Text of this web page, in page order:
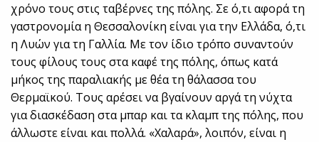
χρόνο τους στις ταβέρνες της πόλης. Σε ό,τι αφορά τη
γαστρονομία η Θεσσαλονίκη είναι για την Ελλάδα, ό,τι
η Λυών για τη Γαλλία. Με τον ίδιο τρόπο συναντούν
τους φίλους τους στα καφέ της πόλης, όπως κατά
μήκος της παραλιακής με θέα τη θάλασσα του
Θερμαϊκού. Τους αρέσει να βγαίνουν αργά τη νύχτα
για διασκέδαση στα μπαρ και τα κλαμπ της πόλης, που
άλλωστε είναι και πολλά. «Χαλαρά», λοιπόν, είναι η